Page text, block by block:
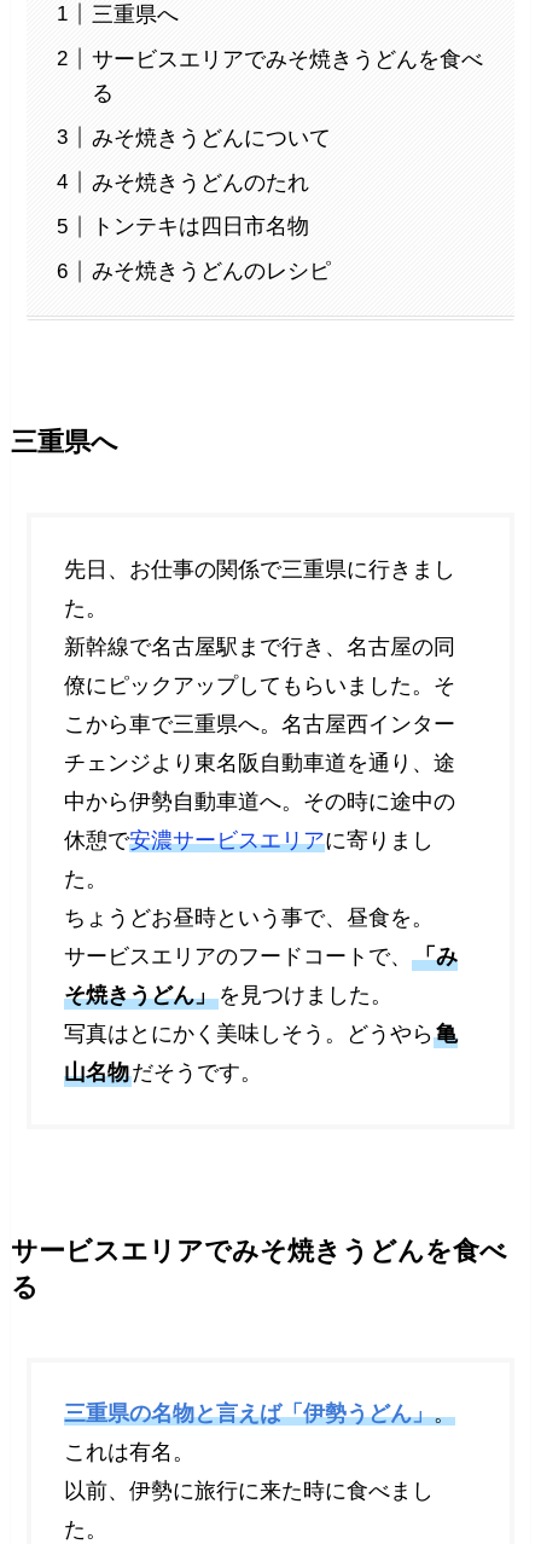
三重県へ
サービスエリアでみそ焼きうどんを食べ
る
みそ焼きうどんについて
みそ焼きうどんのたれ
トンテキは四日市名物
みそ焼きうどんのレシピ
三重県へ
先日、お仕事の関係で三重県に行きまし
た。
新幹線で名古屋駅まで行き、名古屋の同
僚にピックアップしてもらいました。そ
こから車で三重県へ。名古屋西インター
チェンジより東名阪自動車道を通り、途
中から伊勢自動車道へ。その時に途中の
休憩で安濃サービスエリアに寄りまし
た。
ちょうどお昼時という事で、昼食を。
サービスエリアのフードコートで、「み
そ焼きうどん」を見つけました。
写真はとにかく美味しそう。どうやら亀
山名物だそうです。
サービスエリアでみそ焼きうどんを食べ
る
三重県の名物と言えば「伊勢うどん」。
これは有名。
以前、伊勢に旅行に来た時に食べまし
た。